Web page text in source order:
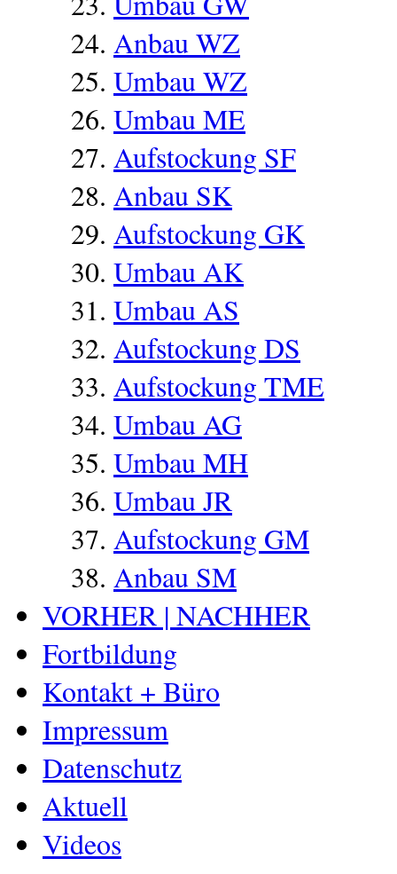
Anbau WZ
Umbau WZ
Umbau ME
Aufstockung SF
Anbau SK
Aufstockung GK
Umbau AK
Umbau AS
Aufstockung DS
Aufstockung TME
Umbau AG
Umbau MH
Umbau JR
Aufstockung GM
Anbau SM
VORHER | NACHHER
Fortbildung
Kontakt + Büro
Impressum
Datenschutz
Aktuell
Videos